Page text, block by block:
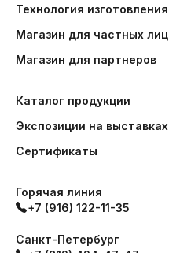
Технология изготовления
Магазин для частных лиц
Магазин для партнеров
Каталог продукции
Экспозиции на выставках
Сертификаты
Горячая линия
+7 (916) 122-11-35
Санкт-Петербург